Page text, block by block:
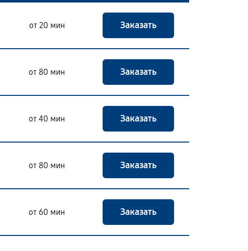
от 20 мин Заказать
от 80 мин Заказать
от 40 мин Заказать
от 80 мин Заказать
от 60 мин Заказать